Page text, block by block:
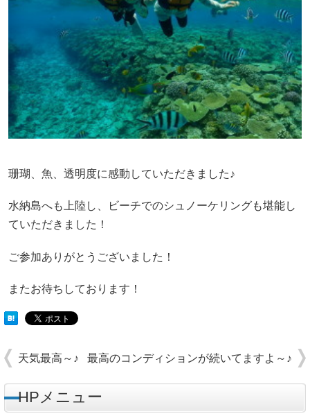
珊瑚、魚、透明度に感動していただきました♪
水納島へも上陸し、ビーチでのシュノーケリングも堪能し
ていただきました！
ご参加ありがとうございました！
またお待ちしております！
天気最高～♪ 最高のコンディションが続いてますよ～♪
HPメニュー